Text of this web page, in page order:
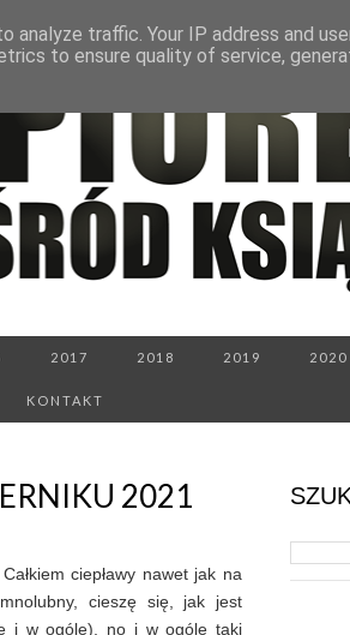
2017 2018 2019 2020
KONTAKT
2021
ciepławy nawet jak na
cieszę się, jak jest
i w ogóle), no i w ogóle taki
traffic. Your IP address and
to ensure quality of service,